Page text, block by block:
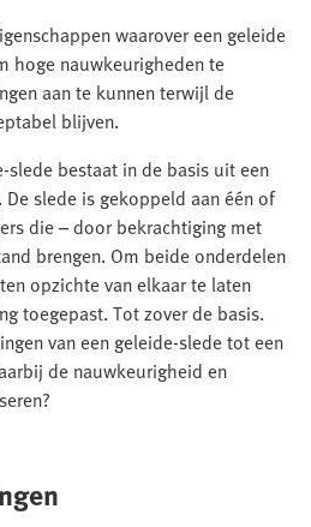
waarover een geleide
hoge nauwkeurigheden te
aan te kunnen terwijl de
blijven.
slede bestaat in de basis uit een
slede is gekoppeld aan één of
die – door bekrachtiging met
brengen. Om beide onderdelen
opzichte van elkaar te laten
toegepast. Tot zover de basis.
van een geleide-slede tot een
de nauwkeurigheid en